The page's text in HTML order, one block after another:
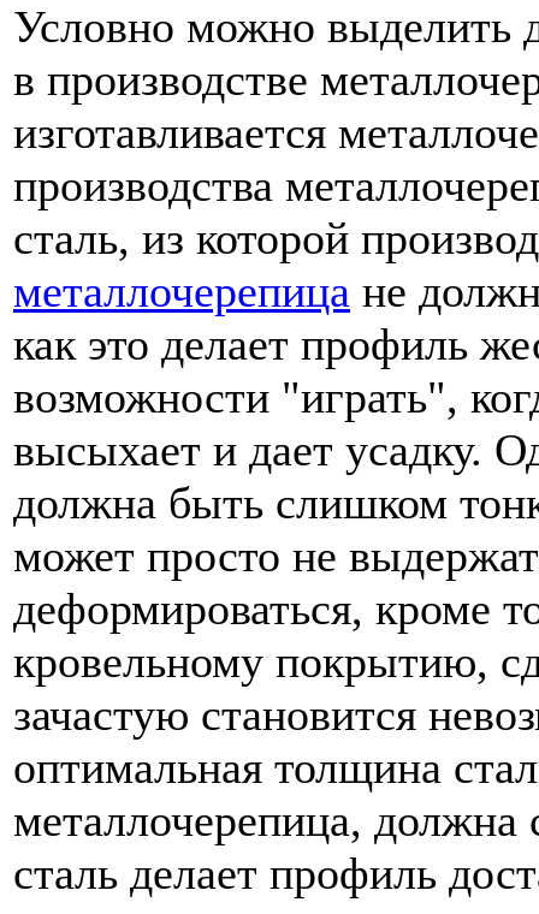
Условно можно выделить
в производстве
изготавливается
производства
сталь, из которой
металлочерепица не
как это делает профиль
возможности "играть",
высыхает и дает усадку.
должна быть слишком
может просто не
деформироваться, кроме
кровельному покрытию,
зачастую становится
оптимальная толщина
металлочерепица, должна
сталь делает профиль